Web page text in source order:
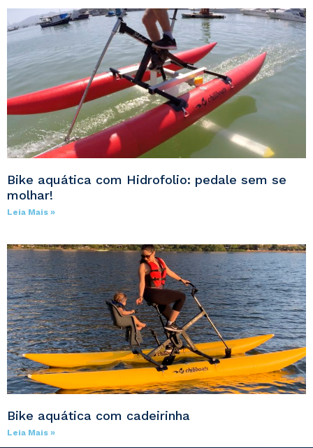
Bike aquática com Hidrofolio: pedale sem se
molhar!
Leia Mais »
Bike aquática com cadeirinha
Leia Mais »